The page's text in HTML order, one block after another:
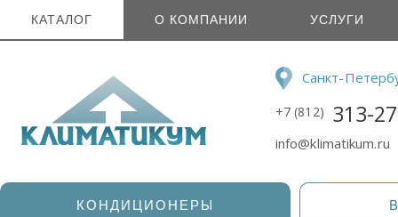
КАТАЛОГ О КОМПАНИИ УСЛУГИ
Санкт-
+7 (812) 313-
info@klimatikum.ru
КОНДИЦИОНЕРЫ